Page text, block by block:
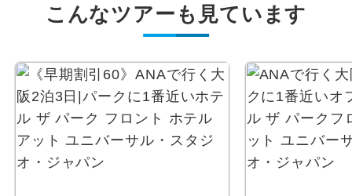
こんなツアーも見ています